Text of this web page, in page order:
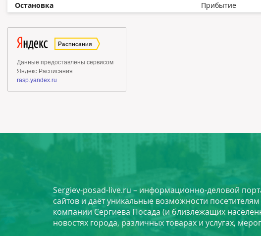
Остановка Прибытие
Sergiev-posad-live.ru – информационно-деловой
сайтов и даёт уникальные возможности
компании Сергиева Посада (и близлежащих
новостях города, различных товарах и услугах,